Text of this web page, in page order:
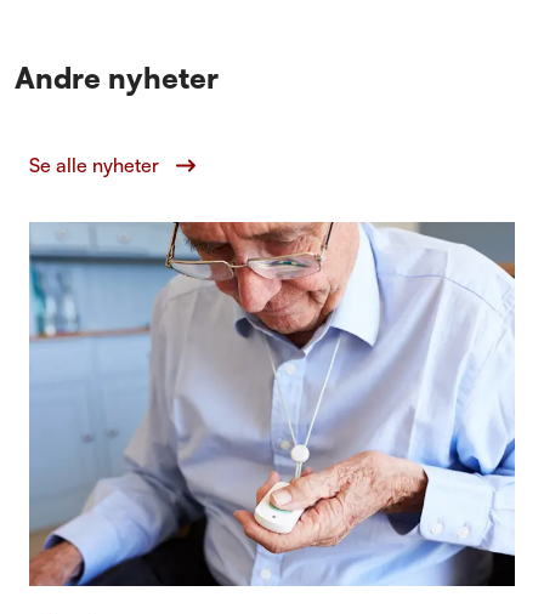
Andre nyheter
Se alle nyheter